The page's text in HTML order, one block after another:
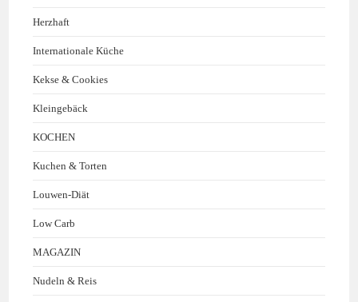
Herzhaft
Internationale Küche
Kekse & Cookies
Kleingebäck
KOCHEN
Kuchen & Torten
Louwen-Diät
Low Carb
MAGAZIN
Nudeln & Reis